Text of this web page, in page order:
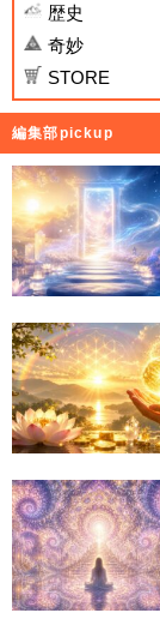
歴史
奇妙
STORE
編集部pickup